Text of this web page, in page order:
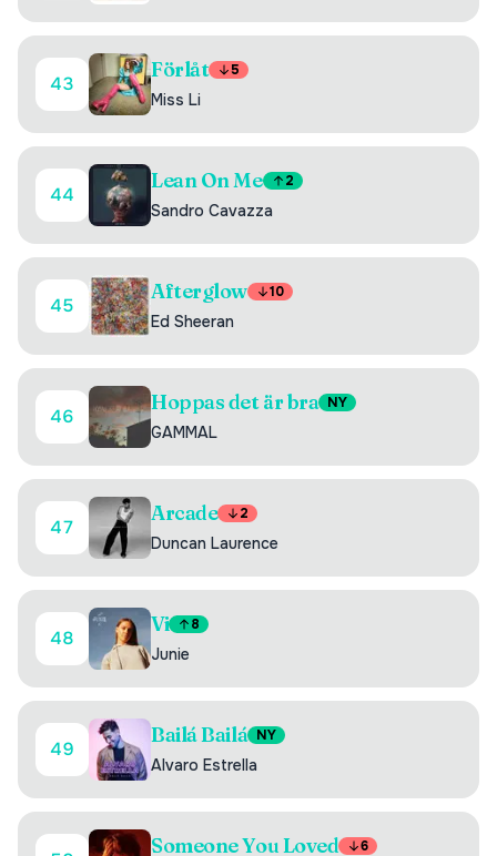
43
Förlåt 5
Miss Li
44
Lean On Me 2
Sandro Cavazza
45
Afterglow 10
Ed Sheeran
46
Hoppas det är bra NY
GAMMAL
47
Arcade 2
Duncan Laurence
48
Vi 8
Junie
49
Bailá Bailá NY
Alvaro Estrella
Someone You Loved 6